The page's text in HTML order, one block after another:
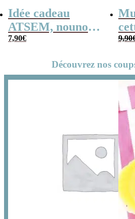
Idée cadeau
ATSEM, nounou –
Cahier de
Merci pour cette
année
7,90€ 9,90
Découvrez nos